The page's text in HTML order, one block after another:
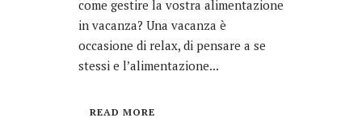
come gestire la vostra alimentazione
in vacanza? Una vacanza è
occasione di relax, di pensare a se
stessi e l’alimentazione...
READ MORE